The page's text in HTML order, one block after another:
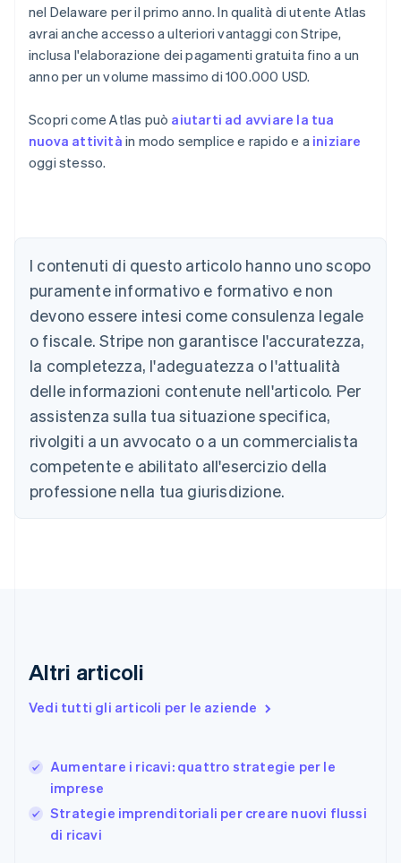
nel Delaware per il primo anno. In qualità di utente Atlas
avrai anche accesso a ulteriori vantaggi con Stripe,
inclusa l'elaborazione dei pagamenti gratuita fino a un
anno per un volume massimo di 100.000 USD.
Scopri come Atlas può aiutarti ad avviare la tua
nuova attività in modo semplice e rapido e a iniziare
oggi stesso.
I contenuti di questo articolo hanno uno scopo
puramente informativo e formativo e non
devono essere intesi come consulenza legale
o fiscale. Stripe non garantisce l'accuratezza,
la completezza, l'adeguatezza o l'attualità
delle informazioni contenute nell'articolo. Per
assistenza sulla tua situazione specifica,
rivolgiti a un avvocato o a un commercialista
competente e abilitato all'esercizio della
professione nella tua giurisdizione.
Altri articoli
Vedi tutti gli articoli per le aziende
Aumentare i ricavi: quattro strategie per le
imprese
Strategie imprenditoriali per creare nuovi flussi
di ricavi
NederlandsFrançaisDeutschEnglish
Brasile
PortuguêsEnglish
Bulgaria
English
English Français
Cina continentale
简体中文 English
Cipro
English
Croazia
Danimarca
English
FrançaisEnglish
Germania
DeutschEnglish
Giappone
English
Grecia
English
India